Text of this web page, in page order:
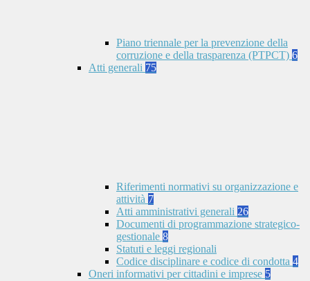
Piano triennale per la prevenzione della
corruzione e della trasparenza (PTPCT) 6
Atti generali 75
Riferimenti normativi su organizzazione e
attività 7
Atti amministrativi generali 26
Documenti di programmazione strategico-
gestionale 8
Statuti e leggi regionali
Codice disciplinare e codice di condotta 4
Oneri informativi per cittadini e imprese 5